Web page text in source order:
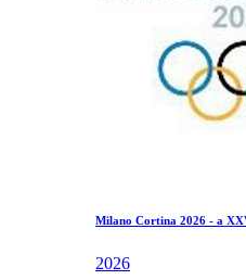
Milano Cortina 2026 - a
2026